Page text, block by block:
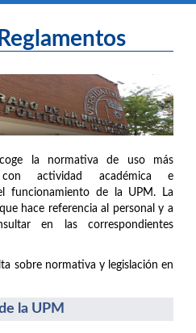
la normativa de uso más
con actividad académica e
funcionamiento de la UPM. La
hace referencia al personal y a
en las correspondientes
sobre normativa y legislación en
la UPM